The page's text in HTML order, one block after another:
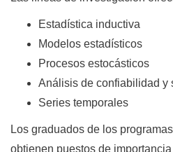
Estadística inductiva
Modelos estadísticos
Procesos estocásticos
Análisis de confiabilidad y
Series temporales
Los graduados de los
obtienen puestos de